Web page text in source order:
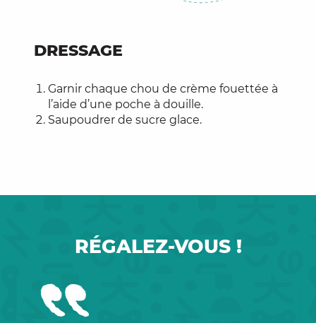
DRESSAGE
Garnir chaque chou de crème fouettée à
l’aide d’une poche à douille.
Saupoudrer de sucre glace.
RÉGALEZ-VOUS !